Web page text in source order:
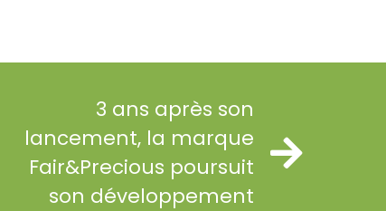
3 ans après son
lancement, la marque
Fair&Precious poursuit
son développement